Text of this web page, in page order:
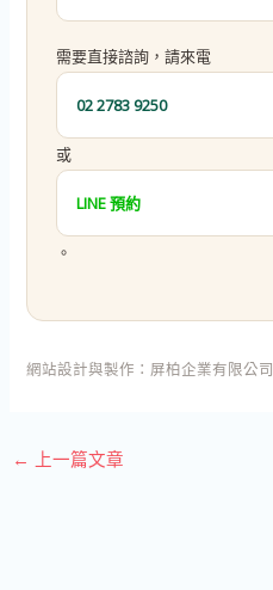
需要直接諮詢，請來電
02 2783 9250
或
LINE 預約
。
網站設計與製作： 屏柏企業有限公司
← 上一篇文章